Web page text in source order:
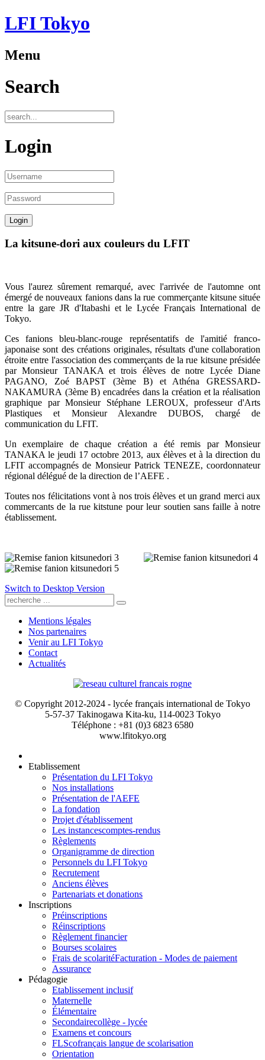
LFI Tokyo
Menu
Search
Login
La kitsune-dori aux couleurs du LFIT
Vous l'aurez sûrement remarqué, avec l'arrivée de l'automne ont
émergé de nouveaux fanions dans la rue commerçante kitsune située
entre la gare JR d'Itabashi et le Lycée Français International de
Tokyo.
Ces fanions bleu-blanc-rouge représentatifs de l'amitié franco-
japonaise sont des créations originales, résultats d'une collaboration
étroite entre l'association des commerçants de la rue kitsune présidée
par Monsieur TANAKA et trois élèves de notre Lycée Diane
PAGANO, Zoé BAPST (3ème B) et Athéna GRESSARD-
NAKAMURA (3ème B) encadrées dans la création et la réalisation
graphique par Monsieur Stéphane LEROUX, professeur d'Arts
Plastiques et Monsieur Alexandre DUBOS, chargé de
communication du LFIT.
Un exemplaire de chaque création a été remis par Monsieur
TANAKA le jeudi 17 octobre 2013, aux élèves et à la direction du
LFIT accompagnés de Monsieur Patrick TENEZE, coordonnateur
régional délégué de la direction de l’AEFE .
Toutes nos félicitations vont à nos trois élèves et un grand merci aux
commercants de la rue kitstune pour leur soutien sans faille à notre
établissement.
Switch to Desktop Version
Mentions légales
Nos partenaires
Venir au LFI Tokyo
Contact
Actualités
© Copyright 2012-2024 - lycée français international de Tokyo
5-57-37 Takinogawa Kita-ku, 114-0023 Tokyo
Téléphone : +81 (0)3 6823 6580
www.lfitokyo.org
Etablissement
Présentation du LFI Tokyo
Nos installations
Présentation de l'AEFE
La fondation
Projet d'établissement
Les instancescomptes-rendus
Règlements
Organigramme de direction
Personnels du LFI Tokyo
Recrutement
Anciens élèves
Partenariats et donations
Inscriptions
Préinscriptions
Réinscriptions
Règlement financier
Bourses scolaires
Frais de scolaritéFacturation - Modes de paiement
Assurance
Pédagogie
Etablissement inclusif
Maternelle
Élémentaire
Secondairecollège - lycée
Examens et concours
FLScofrançais langue de scolarisation
Orientation